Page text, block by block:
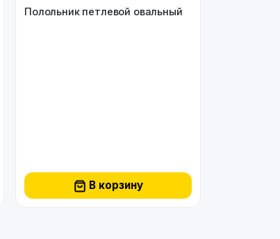
Полольник петлевой овальный
В корзину